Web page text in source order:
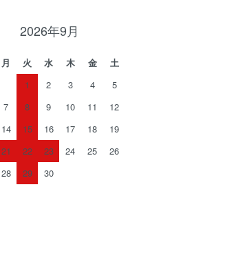
2026年9月
月 火 水 木 金
土
1
2 3 4
5
7 8 9 10 11
12
14 15 16 17 18
19
21 22 23 24 25
26
28 29 30